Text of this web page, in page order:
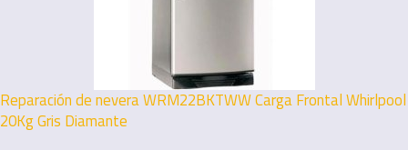
Reparación de nevera WRM22BKTWW Carga Frontal Whirlpool
20Kg Gris Diamante